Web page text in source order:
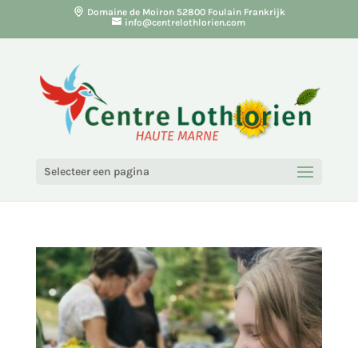
Domaine de Moiron 52800 Foulain Frankrijk
info@centrelothlorien.com
Selecteer een pagina